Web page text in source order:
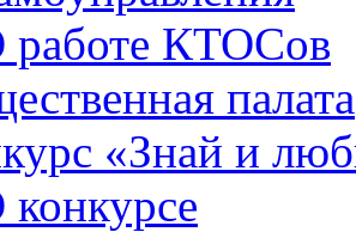
работе КТОСов
палата
«Знай и